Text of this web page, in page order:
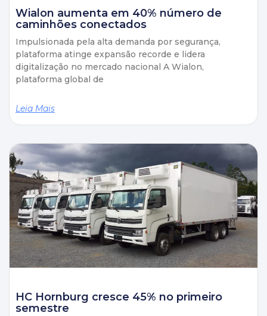
Wialon aumenta em 40% número de
caminhões conectados
Impulsionada pela alta demanda por segurança,
plataforma atinge expansão recorde e lidera
digitalização no mercado nacional A Wialon,
plataforma global de
Leia Mais
HC Hornburg cresce 45% no primeiro
semestre